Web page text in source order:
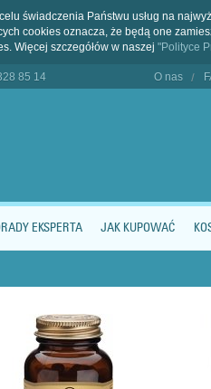
świadczenia Państwu usług na
cookies oznacza, że będą one
Więcej szczegółów w naszej "Polityce
85 14 O nas
EKSPERTA JAK KUPOWAĆ